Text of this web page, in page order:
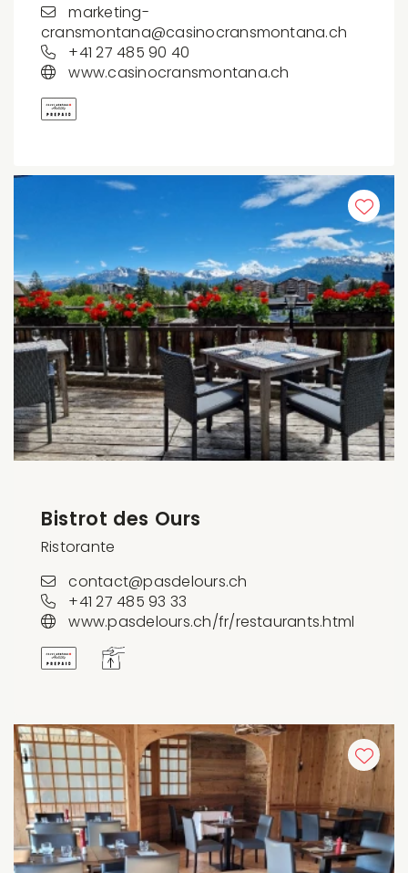
marketing-
cransmontana@casinocransmontana.ch
+41 27 485 90 40
www.casinocransmontana.ch
Bistrot des Ours
Ristorante
contact@pasdelours.ch
+41 27 485 93 33
www.pasdelours.ch/fr/restaurants.html